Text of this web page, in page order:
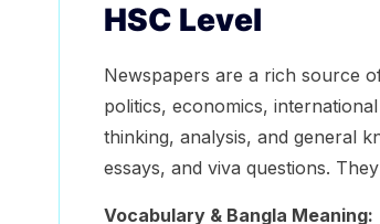
HSC Level
Newspapers are a rich source
politics, economics,
thinking, analysis, and general
essays, and viva questions.
Vocabulary & Bangla Meaning: